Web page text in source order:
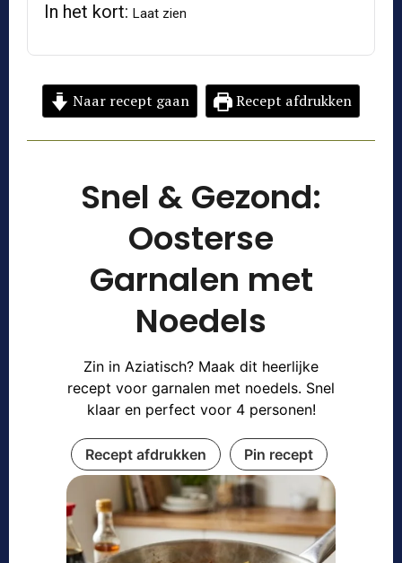
In het kort: Laat zien
Naar recept gaan Recept afdrukken
Snel & Gezond:
Oosterse
Garnalen met
Noedels
Zin in Aziatisch? Maak dit heerlijke
recept voor garnalen met noedels. Snel
klaar en perfect voor 4 personen!
Recept afdrukken Pin recept